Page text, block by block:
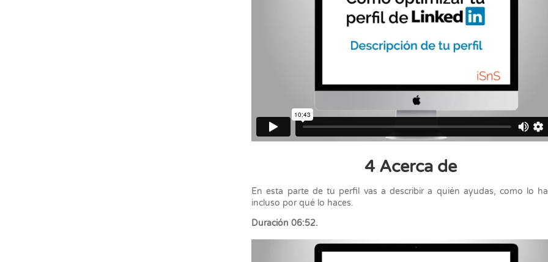
4 Acerca de
En esta parte de tu perfil vas a describir a quién ayudas, como lo
incluso por qué lo haces.
Duración 06:52.